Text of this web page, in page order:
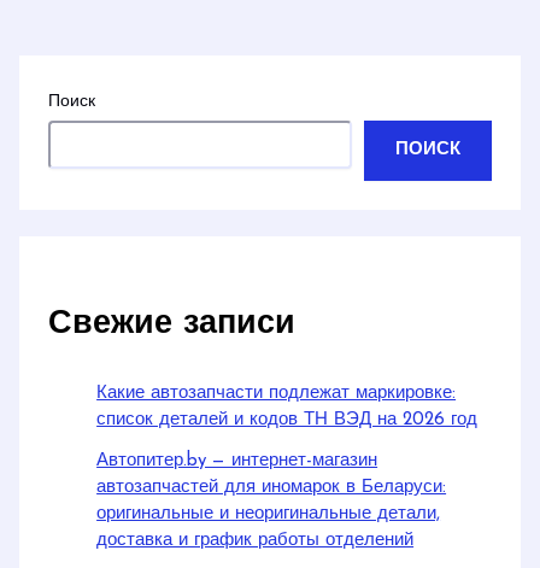
Поиск
ПОИСК
Свежие записи
Какие автозапчасти подлежат маркировке:
список деталей и кодов ТН ВЭД на 2026 год
Автопитер.by — интернет-магазин
автозапчастей для иномарок в Беларуси:
оригинальные и неоригинальные детали,
доставка и график работы отделений